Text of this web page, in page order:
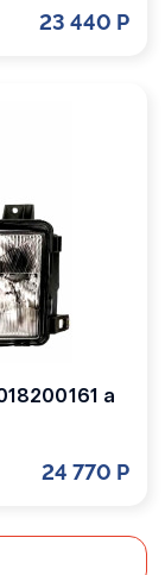
23 440 Р
a
24 770 Р